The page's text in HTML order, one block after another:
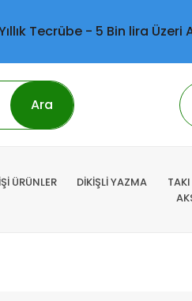
Tecrübe - 5 Bin lira Üzeri
Ara
ÜRÜNLER DİKİŞLİ YAZMA